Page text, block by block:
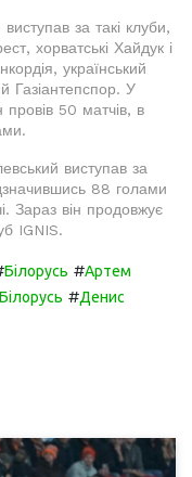
за такі клуби,
хорватські Хайдук і
український
Газіантепспор. У
провів 50 матчів, в
виступав за
88 голами
Зараз він продовжує
IGNIS.
Білорусь #Артем
#Денис